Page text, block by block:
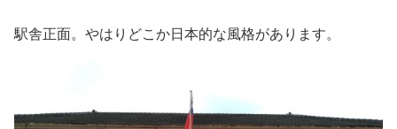
駅舎正面。やはりどこか日本的な風格があります。